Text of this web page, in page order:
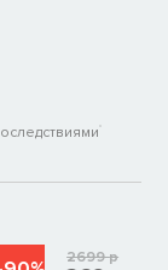
2699р